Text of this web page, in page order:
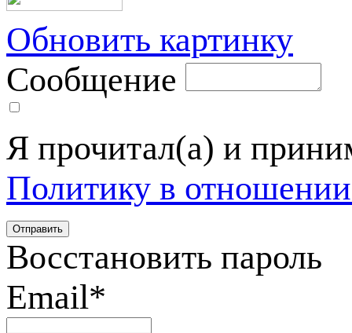
Обновить картинку
Сообщение
Я прочитал(а) и
Политику в
Восстановить пароль
Email*